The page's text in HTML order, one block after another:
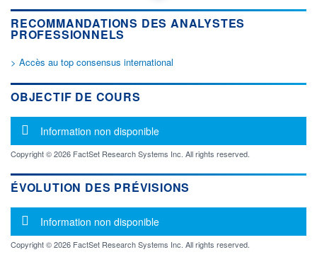
DONNÉES TEMPS DIFFÉRÉ
Politique d'exécution
Cotation sur les autres places
OUVERTURE CLÔTURE VEILLE
0,0000
0
VALORISATION
LIMITE À LA
BAISSE
0,0000
LIMITE À LA
HAUSSE
0,0000
RENDEMENT
ESTIMÉ 2026
- -
RECOMMANDATIONS DES ANALYSTES
PROFESSIONNELS
> Accès au top consensus international
OBJECTIF DE COURS
Message d'information
Information non disponible
Copyright © 2026 FactSet Research Systems Inc. All rights reserved.
ÉVOLUTION DES PRÉVISIONS
Message d'information
Information non disponible
Copyright © 2026 FactSet Research Systems Inc. All rights reserved.